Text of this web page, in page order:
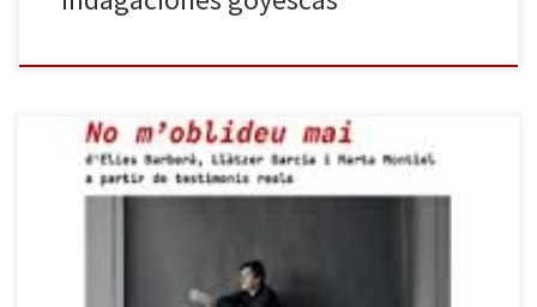
por accidentes de tráfico. Sin embargo, pesa un claro silencio
informativo sobre estas muertes, porque el suicidio sigue siendo